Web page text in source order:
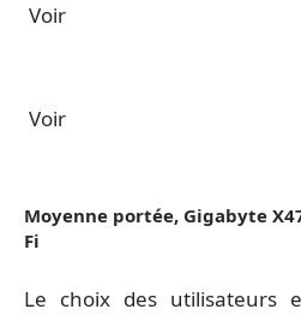
Voir
Voir
Moyenne portée, Gigabyte
Fi
Le choix des utilisateurs